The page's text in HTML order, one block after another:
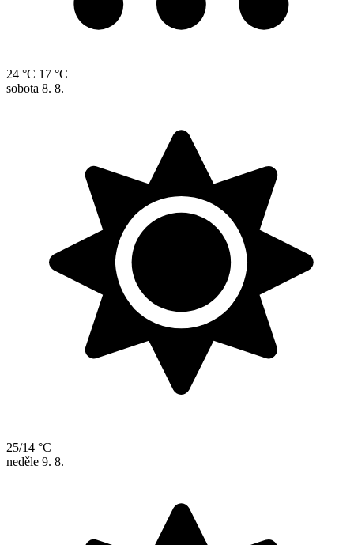
24 °C 17 °C
sobota 8. 8.
25/14 °C
neděle 9. 8.